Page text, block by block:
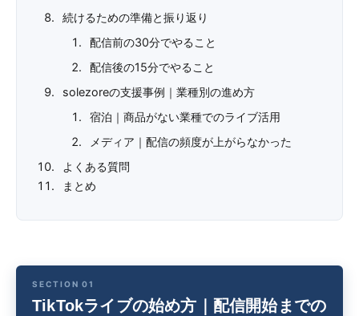
続けるための準備と振り返り
配信前の30分でやること
配信後の15分でやること
solezoreの支援事例｜業種別の進め方
宿泊｜商品がない業種でのライブ活用
メディア｜配信の頻度が上がらなかった
よくある質問
まとめ
TikTokライブの始め方｜配信開始までの